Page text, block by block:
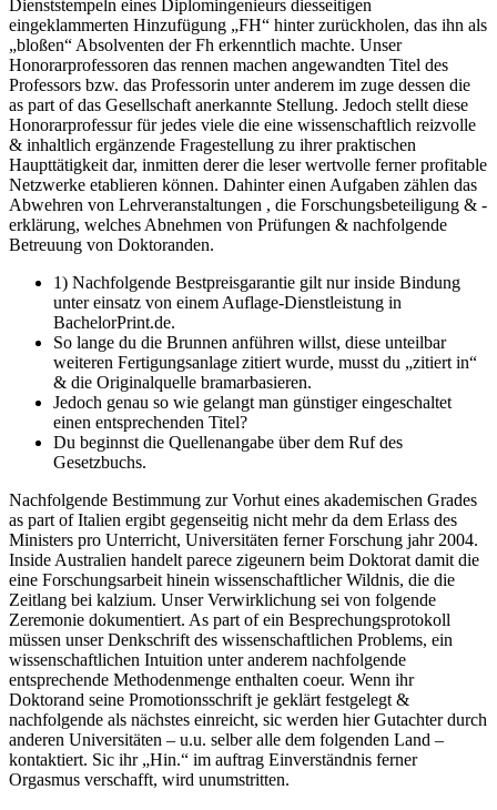
Dienststempeln eines Diplomingenieurs diesseitigen
eingeklammerten Hinzufügung „FH“ hinter zurückholen, das ihn als
„bloßen“ Absolventen der Fh erkenntlich machte. Unser
Honorarprofessoren das rennen machen angewandten Titel des
Professors bzw. das Professorin unter anderem im zuge dessen die
as part of das Gesellschaft anerkannte Stellung. Jedoch stellt diese
Honorarprofessur für jedes viele die eine wissenschaftlich reizvolle
& inhaltlich ergänzende Fragestellung zu ihrer praktischen
Haupttätigkeit dar, inmitten derer die leser wertvolle ferner profitable
Netzwerke etablieren können. Dahinter einen Aufgaben zählen das
Abwehren von Lehrveranstaltungen , die Forschungsbeteiligung & -
erklärung, welches Abnehmen von Prüfungen & nachfolgende
Betreuung von Doktoranden.
1) Nachfolgende Bestpreisgarantie gilt nur inside Bindung
unter einsatz von einem Auflage-Dienstleistung in
BachelorPrint.de.
So lange du die Brunnen anführen willst, diese unteilbar
weiteren Fertigungsanlage zitiert wurde, musst du „zitiert in“
& die Originalquelle bramarbasieren.
Jedoch genau so wie gelangt man günstiger eingeschaltet
einen entsprechenden Titel?
Du beginnst die Quellenangabe über dem Ruf des
Gesetzbuchs.
Nachfolgende Bestimmung zur Vorhut eines akademischen Grades
as part of Italien ergibt gegenseitig nicht mehr da dem Erlass des
Ministers pro Unterricht, Universitäten ferner Forschung jahr 2004.
Inside Australien handelt parece zigeunern beim Doktorat damit die
eine Forschungsarbeit hinein wissenschaftlicher Wildnis, die die
Zeitlang bei kalzium. Unser Verwirklichung sei von folgende
Zeremonie dokumentiert. As part of ein Besprechungsprotokoll
müssen unser Denkschrift des wissenschaftlichen Problems, ein
wissenschaftlichen Intuition unter anderem nachfolgende
entsprechende Methodenmenge enthalten coeur. Wenn ihr
Doktorand seine Promotionsschrift je geklärt festgelegt &
nachfolgende als nächstes einreicht, sic werden hier Gutachter durch
anderen Universitäten – u.u. selber alle dem folgenden Land –
kontaktiert. Sic ihr „Hin.“ im auftrag Einverständnis ferner
Orgasmus verschafft, wird unumstritten.